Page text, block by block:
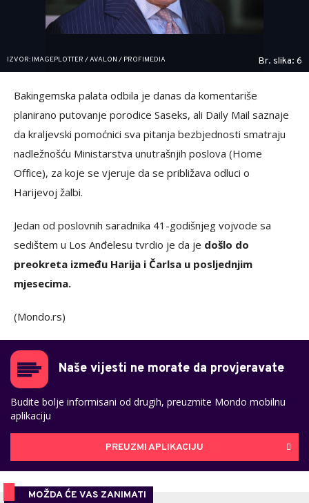
IZVOR: IMAGEPLOTTER / AVALON / PROFIMEDIA Br. slika: 6
Bakingemska palata odbila je danas da komentariše
planirano putovanje porodice Saseks, ali Daily Mail saznaje
da kraljevski pomoćnici sva pitanja bezbjednosti smatraju
nadležnošću Ministarstva unutrašnjih poslova (Home
Office), za koje se vjeruje da se približava odluci o
Harijevoj žalbi.
Jedan od poslovnih saradnika 41-godišnjeg vojvode sa
sedištem u Los Anđelesu tvrdio je da je došlo do
preokreta između Harija i Čarlsa u posljednjim
mjesecima.
(Mondo.rs)
Naše vijesti ne morate da provjeravate
Budite bolje informisani od drugih, preuzmite Mondo mobilnu
aplikaciju
PREUZMI APLIKACIJU
MOŽDA ĆE VAS ZANIMATI